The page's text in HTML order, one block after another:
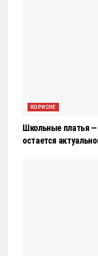
КОРИСНЕ
Школьные платья
остается